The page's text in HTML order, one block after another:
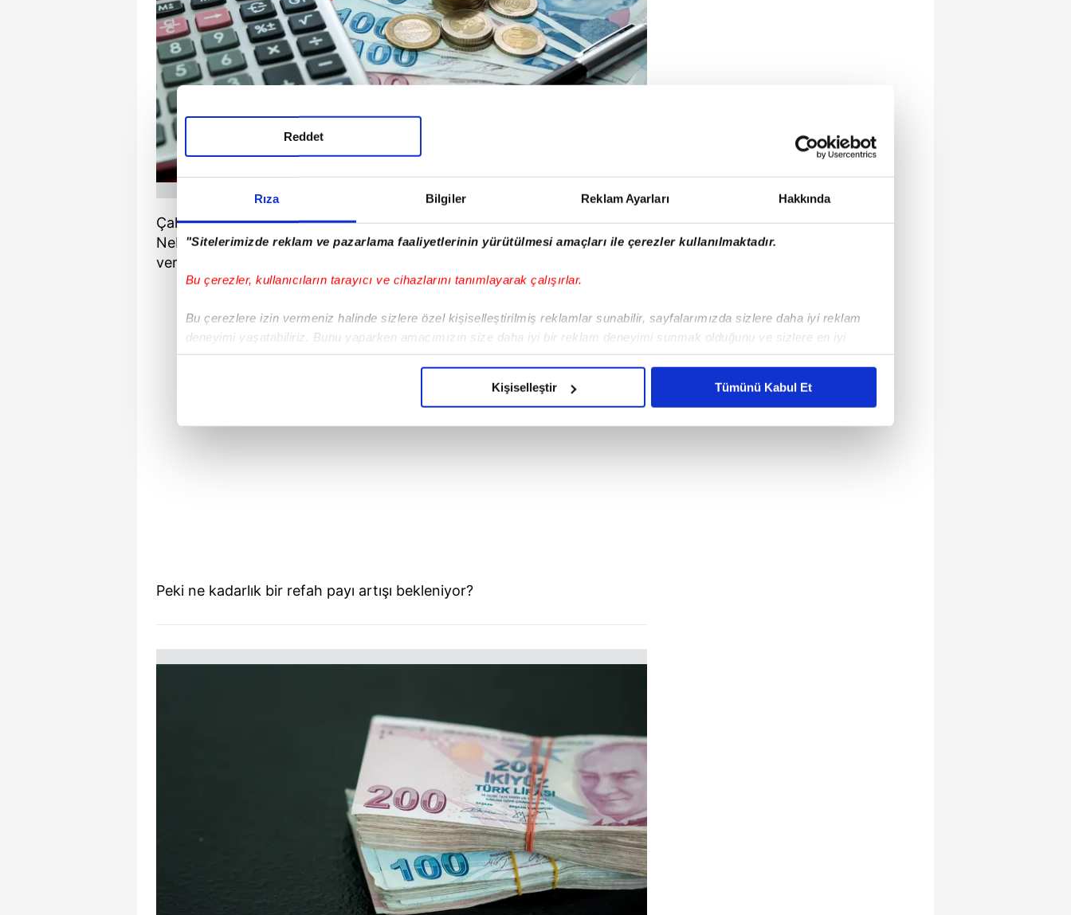
Rıza Bilgiler Reklam Ayarları Hakkında
"Sitelerimizde reklam ve pazarlama faaliyetlerinin yürütülmesi amaçları ile çerezler kullanılmaktadır.
Bu çerezler, kullanıcıların tarayıcı ve cihazlarını tanımlayarak çalışırlar.
Bu çerezlere izin vermeniz halinde sizlere özel kişiselleştirilmiş reklamlar sunabilir, sayfalarımızda sizlere daha iyi reklam
deneyimi yaşatabiliriz. Bunu yaparken amacımızın size daha iyi bir reklam deneyimi sunmak olduğunu ve sizlere en iyi
içerikleri sunabilmek adına elimizden gelen çabayı gösterdiğimizi ve bu noktada, reklamların maliyetlerimizi karşılamak
mevzuata uygun olarak kullanılan çerezlerle ilgili bilgi almak için lütfentıklayınız.
Reddet
Kişiselleştir Tümünü Kabul Et
Çalışma ve Sosyal Güvenlik Bakanı Vedat Bilgin ve Hazine ve Maliye
Nebati 7 bin 500 TL üzerinden maaş alan emeklilere refah payı
verileceğini açıkladı.
Peki ne kadarlık bir refah payı artışı bekleniyor?